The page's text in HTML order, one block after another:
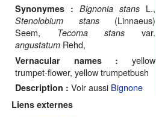
Synonymes : Bignonia stans L.,
Stenolobium stans(Linnaeus)
Seem, Tecoma stans var.
angustatum Rehd,
Vernacular names : yellow
trumpet-flower, yellow trumpetbush
Description : Voir aussi Bignone
Liens externes